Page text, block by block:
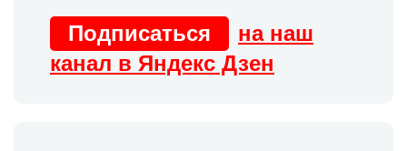
Подписаться
на наш
канал в Яндекс Дзен